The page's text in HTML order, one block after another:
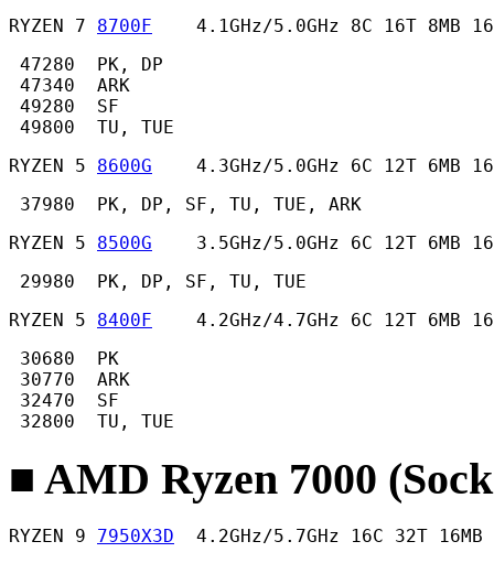
RYZEN 7 8700F
4.1GHz/5.0GHz 8C 16T 8MB
47280  PK, DP
47340  ARK
49280  SF
49800  TU, TUE
RYZEN 5 8600G
4.3GHz/5.0GHz 6C 12T 6MB
37980  PK, DP, SF, TU, TUE, ARK
RYZEN 5 8500G
3.5GHz/5.0GHz 6C 12T 6MB
29980  PK, DP, SF, TU, TUE
RYZEN 5 8400F
4.2GHz/4.7GHz 6C 12T 6MB
30680  PK
30770  ARK
32470  SF
32800  TU, TUE
■ AMD Ryzen 7000
RYZEN 9 7950X3D
4.2GHz/5.7GHz 16C 32T 16MB